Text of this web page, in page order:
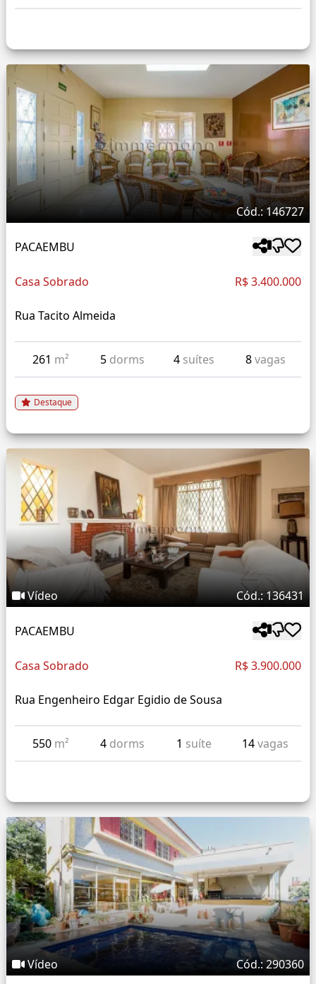
Cód.: 146727
PACAEMBU
Casa Sobrado R$ 3.400.000
Rua Tacito Almeida
261 m² 5 dorms 4 suítes 8vagas
Destaque
Vídeo Cód.: 136431
PACAEMBU
Casa Sobrado R$ 3.900.000
Rua Engenheiro Edgar Egidio de Sousa
550 m² 4 dorms 1 suíte 14vagas
Vídeo Cód.: 290360